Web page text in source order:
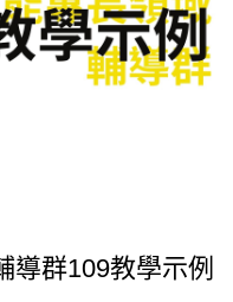
導群109教學示例